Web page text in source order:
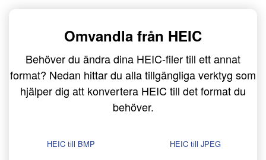
Omvandla från HEIC
Behöver du ändra dina HEIC-filer till ett annat
format? Nedan hittar du alla tillgängliga verktyg som
hjälper dig att konvertera HEIC till det format du
behöver.
HEIC till BMP
HEIC till JPEG